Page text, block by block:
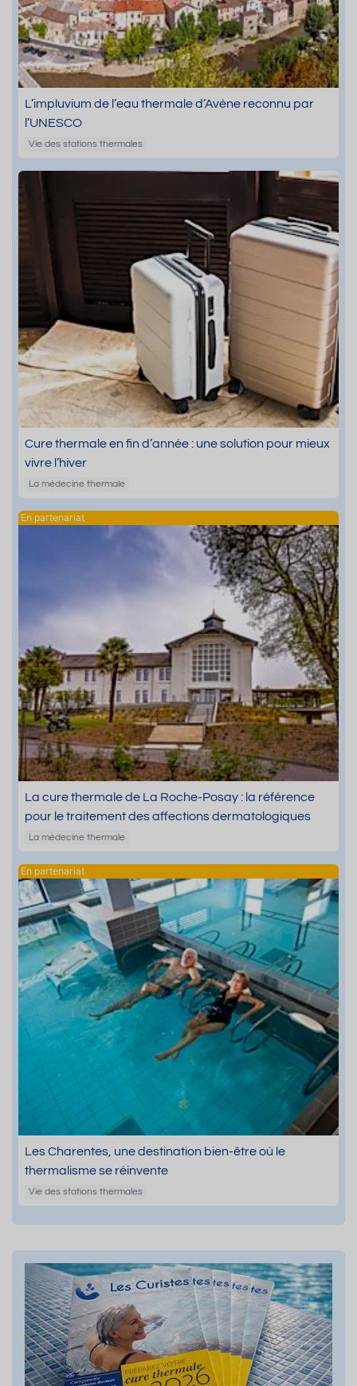
L’impluvium de l’eau thermale d’Avène reconnu par
l’UNESCO
Vie des stations thermales
Cure thermale en fin d’année : une solution pour mieux
vivre l’hiver
La médecine thermale
La cure thermale de La Roche-Posay : la référence
pour le traitement des affections dermatologiques
La médecine thermale
Les Charentes, une destination bien-être où le
thermalisme se réinvente
Vie des stations thermales